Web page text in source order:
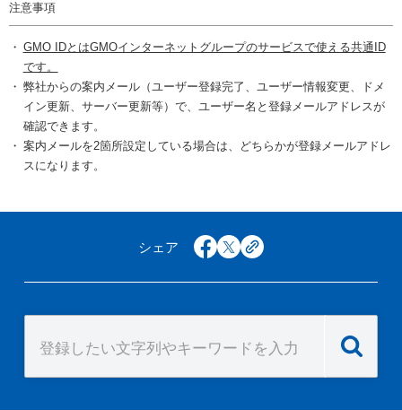
注意事項
GMO IDとはGMOインターネットグループのサービスで使える共通ID
です。
弊社からの案内メール（ユーザー登録完了、ユーザー情報変更、ドメ
イン更新、サーバー更新等）で、ユーザー名と登録メールアドレスが
確認できます。
案内メールを2箇所設定している場合は、どちらかが登録メールアドレ
スになります。
シェア facebook
x copy